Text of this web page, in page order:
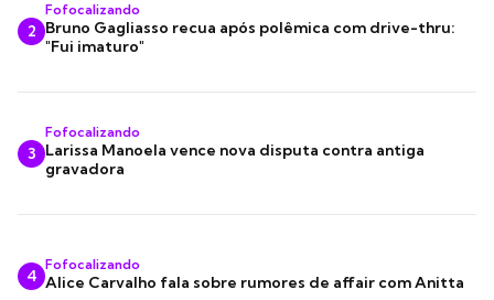
2
Fofocalizando
Bruno Gagliasso recua após polêmica com drive-thru:
"Fui imaturo"
3
Fofocalizando
Larissa Manoela vence nova disputa contra antiga
gravadora
4
Fofocalizando
Alice Carvalho fala sobre rumores de affair com Anitta